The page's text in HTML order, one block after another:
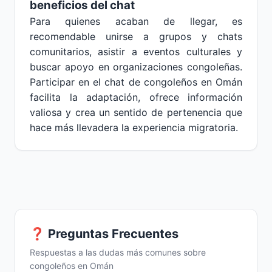
beneficios del chat
Para quienes acaban de llegar, es
recomendable unirse a grupos y chats
comunitarios, asistir a eventos culturales y
buscar apoyo en organizaciones congoleñas.
Participar en el chat de congoleños en Omán
facilita la adaptación, ofrece información
valiosa y crea un sentido de pertenencia que
hace más llevadera la experiencia migratoria.
❓ Preguntas Frecuentes
Respuestas a las dudas más comunes sobre
congoleños en Omán